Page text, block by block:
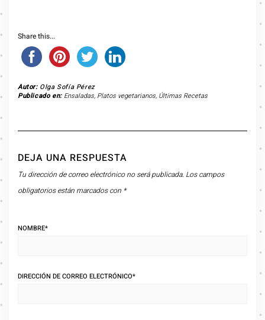
Share this...
Autor: Olga Sofía Pérez
Publicado en: Ensaladas, Platos vegetarianos, Últimas Recetas
DEJA UNA RESPUESTA
Tu dirección de correo electrónico no será publicada. Los campos
obligatorios están marcados con *
NOMBRE*
DIRECCIÓN DE CORREO ELECTRÓNICO*